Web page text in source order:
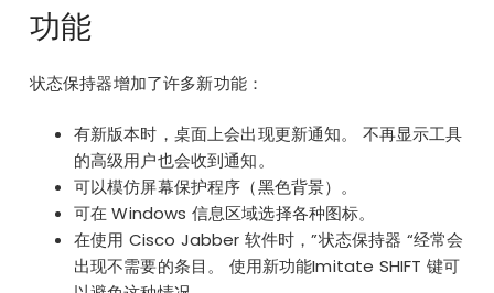
功能
状态保持器增加了许多新功能：
有新版本时，桌面上会出现更新通知。 不再显示工具
的高级用户也会收到通知。
可以模仿屏幕保护程序（黑色背景）。
可在 Windows 信息区域选择各种图标。
在使用 Cisco Jabber 软件时，”状态保持器 “经常会
出现不需要的条目。 使用新功能Imitate SHIFT 键可